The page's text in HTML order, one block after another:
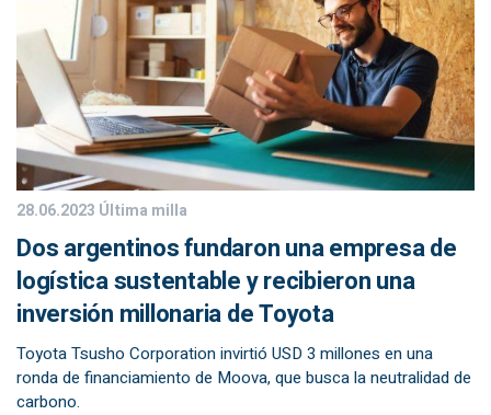
28.06.2023 Última milla
Dos argentinos fundaron una empresa de
logística sustentable y recibieron una
inversión millonaria de Toyota
Toyota Tsusho Corporation invirtió USD 3 millones en una
ronda de financiamiento de Moova, que busca la neutralidad de
carbono.